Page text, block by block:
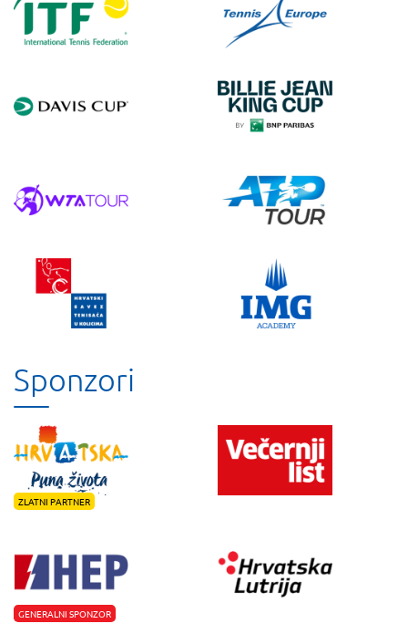
Sponzori
ZLATNI PARTNER
GENERALNI SPONZOR